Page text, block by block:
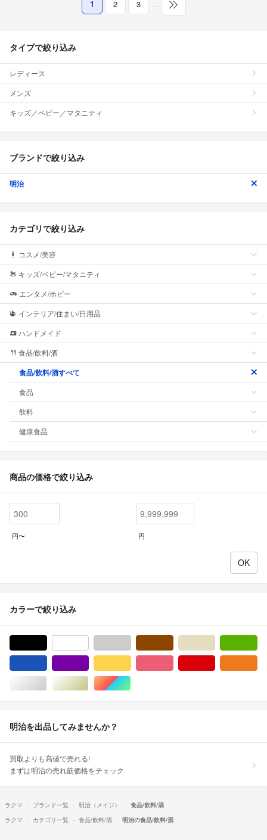
1 2 3 …
タイプで絞り込み
レディース
メンズ
キッズ／ベビー／マタニティ
ブランドで絞り込み
明治
カテゴリで絞り込み
コスメ/美容
キッズ/ベビー/マタニティ
エンタメ/ホビー
インテリア/住まい/日用品
ハンドメイド
食品/飲料/酒
食品/飲料/酒すべて
食品
飲料
健康食品
商品の価格で絞り込み
円〜 円
カラーで絞り込み
シルバー/銀色系ゴールド/金色系マルチカラー
明治を出品してみませんか？
買取よりも高値で売れる!
まずは明治の売れ筋価格をチェック
ラクマ ブランド一覧 明治（メイジ）
食品/飲料/酒
ラクマ
カテゴリ一覧 食品/飲料/酒 明治の食品/飲料/酒